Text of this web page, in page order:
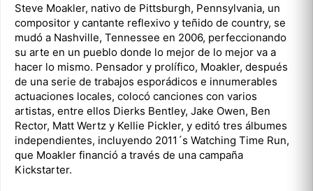
Steve Moakler, nativo de Pittsburgh, Pennsylvania, un
compositor y cantante reflexivo y teñido de country, se
mudó a Nashville, Tennessee en 2006, perfeccionando
su arte en un pueblo donde lo mejor de lo mejor va a
hacer lo mismo. Pensador y prolífico, Moakler, después
de una serie de trabajos esporádicos e innumerables
actuaciones locales, colocó canciones con varios
artistas, entre ellos Dierks Bentley, Jake Owen, Ben
Rector, Matt Wertz y Kellie Pickler, y editó tres álbumes
independientes, incluyendo 2011´s Watching Time Run,
que Moakler financió a través de una campaña
Kickstarter.